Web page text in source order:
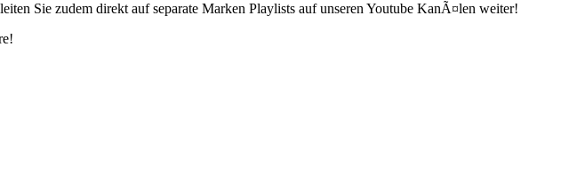
Sie zudem direkt auf separate Marken Playlists auf unseren Youtube KanÃ¤len weiter!